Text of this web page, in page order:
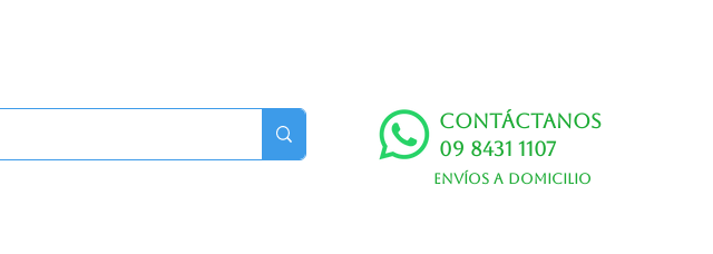
Contáctanos
09 8431 1107
Envíos a domicilio